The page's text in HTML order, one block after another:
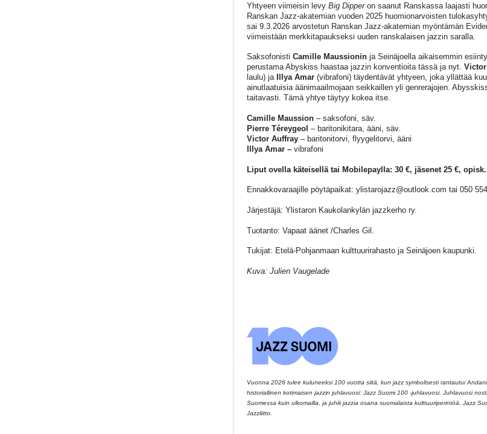
Yhtyeen viimeisin levy Big Dipperon saanut Ranskassa laajasti
Ranskan Jazz-akatemian vuoden 2025 huomionarvoisten
sai 9.3.2026 arvostetun Ranskan Jazz-akatemian myöntämän
viimeistään merkkitapaukseksi uuden ranskalaisen jazzin saralla.
Saksofonisti Camille Maussioninja Seinäjoella aikaisemmin
perustama Abyskiss haastaa jazzin konventioita tässä ja nyt.
laulu) jaIllya Amar(vibrafoni) täydentävät yhtyeen, joka yllättää
ainutlaatuisia äänimaailmojaan seikkaillen yli genrerajojen.
taitavasti. Tämä yhtye täytyy kokea itse.
Camille Maussion– saksofoni, säv.
Pierre Téreygeol – baritonikitara, ääni, säv.
Victor Auffray– baritonitorvi, flyygelitorvi, ääni
Illya Amar – vibrafoni
Liput ovella käteisellä tai Mobilepaylla: 30 €, jäsenet 25 €, opisk.
Ennakkovaraajille pöytäpaikat: ylistarojazz@outlook.com tai 050
Järjestäjä: Ylistaron Kaukolankylän jazzkerho ry.
Tuotanto: Vapaat äänet /Charles Gil.
Tukijat: Etelä-Pohjanmaan kulttuurirahasto ja Seinäjoen kaupunki.
Kuva: Julien Vaugelade
Vuonna 2026 tulee kuluneeksi 100 vuotta siitä, kun jazz symbolisesti rantautui
historiallinen kotimaisen jazzin juhlavuosi: Jazz Suomi 100 -juhlavuosi. Juhlavuosi
Suomessa kuin ulkomailla, ja juhlii jazzia osana suomalaista kulttuuriperintöä. Jazz
Jazzliitto.